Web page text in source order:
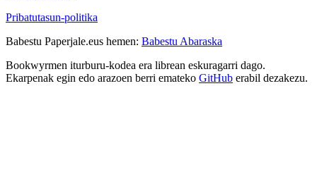
Pribatutasun-politika
Babestu Paperjale.eus hemen: Babestu Abaraska
Bookwyrmen iturburu-kodea era librean eskuragarri dago.
Ekarpenak egin edo arazoen berri emateko GitHub erabil dezakezu.